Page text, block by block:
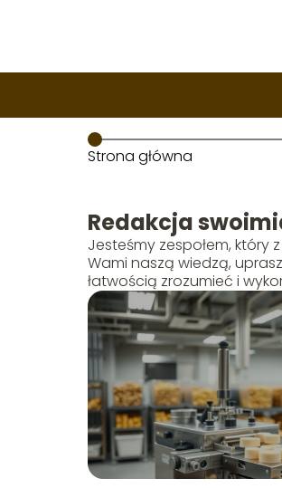
Strona główna
Redakcja
Jesteśmy zespołem, który
Wami naszą wiedzą,
łatwością zrozumieć i